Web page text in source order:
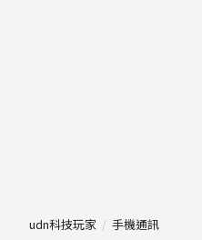
udn科技玩家 手機通訊